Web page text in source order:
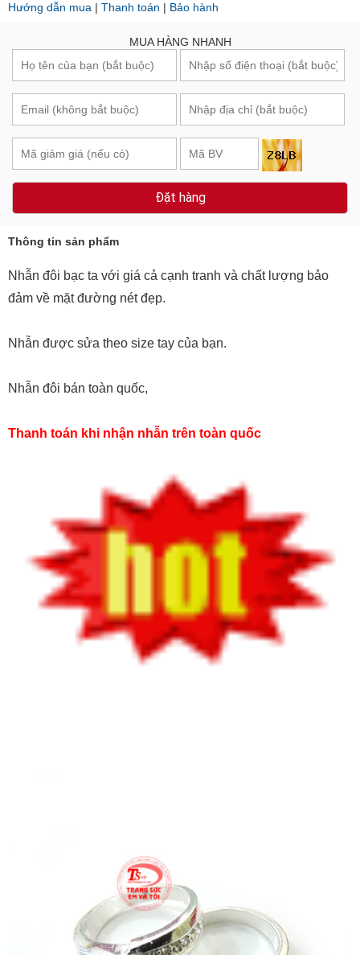
Hướng dẫn mua | Thanh toán | Bảo hành
MUA HÀNG NHANH
Đặt hàng
Thông tin sản phẩm
Nhẫn đôi bạc ta với giá cả cạnh tranh và chất lượng bảo
đảm về mặt đường nét đẹp.
Nhẫn được sửa theo size tay của bạn.
Nhẫn đôi bán toàn quốc,
Thanh toán khi nhận nhẫn trên toàn quốc